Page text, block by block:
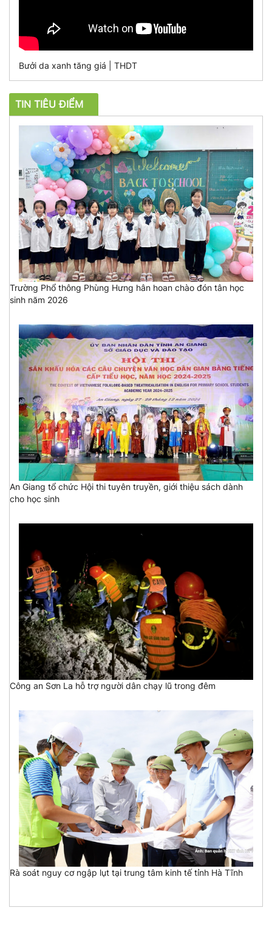
Bưởi da xanh tăng giá | THDT
TIN TIÊU ĐIỂM
Trường Phổ thông Phùng Hưng hân hoan chào đón tân học
sinh năm 2026
An Giang tổ chức Hội thi tuyên truyền, giới thiệu sách dành
cho học sinh
Công an Sơn La hỗ trợ người dân chạy lũ trong đêm
Rà soát nguy cơ ngập lụt tại trung tâm kinh tế tỉnh Hà Tĩnh